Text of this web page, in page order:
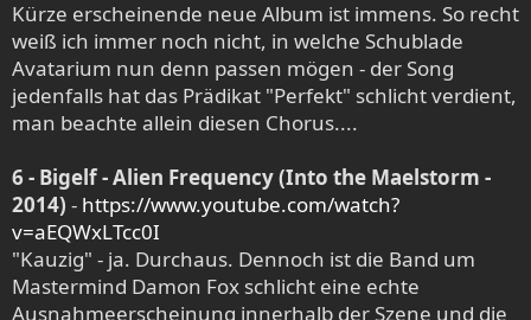
Kürze erscheinende neue Album ist immens. So recht
weiß ich immer noch nicht, in welche Schublade
Avatarium nun denn passen mögen - der Song
jedenfalls hat das Prädikat "Perfekt" schlicht verdient,
man beachte allein diesen Chorus....
6 - Bigelf - Alien Frequency (Into the Maelstorm -
2014) - https://www.youtube.com/watch?
v=aEQWxLTcc0I
"Kauzig" - ja. Durchaus. Dennoch ist die Band um
Mastermind Damon Fox schlicht eine echte
Ausnahmeerscheinung innerhalb der Szene und die